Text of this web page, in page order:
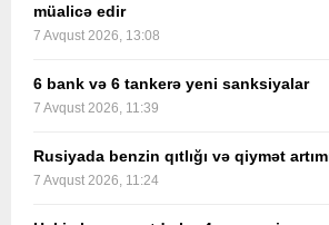
müalicə edir
7 Avqust 2026, 13:08
6 bank və 6 tankerə yeni sanksiyalar
7 Avqust 2026, 11:39
Rusiyada benzin qıtlığı və qiymət
7 Avqust 2026, 11:24